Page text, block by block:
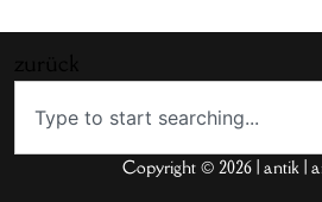
Copyright © 2026 | antik |